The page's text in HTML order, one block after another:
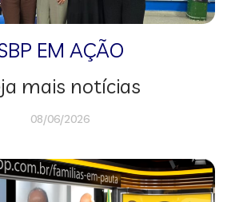
EM AÇÃO
mais notícias
08/06/2026